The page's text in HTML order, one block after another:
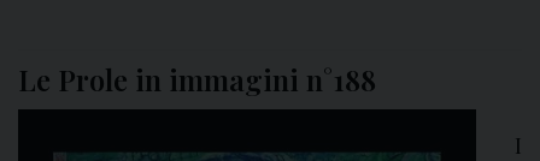
Le Prole in immagini n°188
I